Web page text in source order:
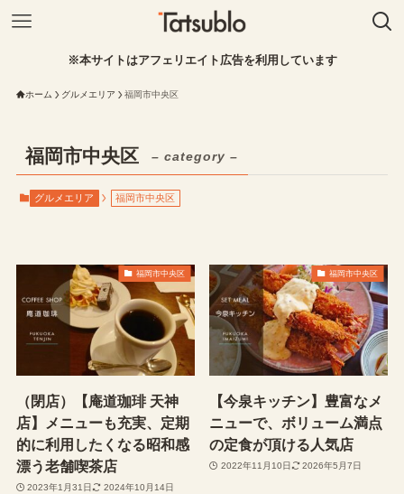
※本サイトはアフェリエイト広告を利用しています
ホーム グルメエリア 福岡市中央区
福岡市中央区 – category –
グルメエリア 福岡市中央区
福岡市中央区
（閉店）【庵道珈琲 天神
店】メニューも充実、定期
的に利用したくなる昭和感
漂う老舗喫茶店
2023年1月31日 2024年10月14日
福岡市中央区
【今泉キッチン】豊富なメ
ニューで、ボリューム満点
の定食が頂ける人気店
2022年11月10日 2026年5月7日